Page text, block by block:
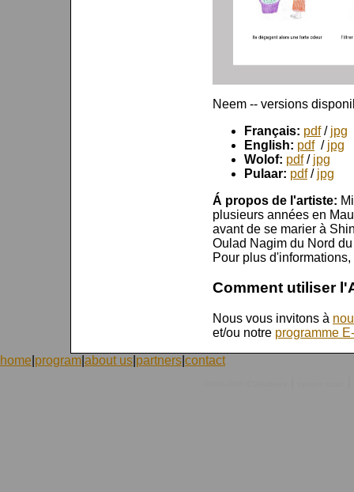
Neem -- versions
Français: pdf/ jpg
English: pdf/ jpg
Wolof: pdf/ jpg
Pulaar: pdf/ jpg
Á propos de l'artiste:
plusieurs années en
avant de se marier à
Oulad Nagim du Nord
Pour plus
Comment utiliser
Nous vous invitons à
et/ou notre programme
home program about us partners contact